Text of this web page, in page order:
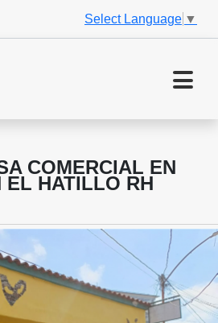
Select Language ▼
COMERCIAL EN
EL HATILLO RH